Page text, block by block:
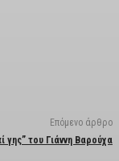
Επόμενο άρθρο
γης” του Γιάννη Βαρούχα